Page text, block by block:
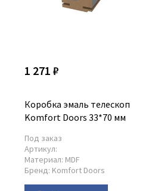
1 271 ₽
Коробка эмаль телескоп
Komfort Doors 33*70 мм
Под заказ
Артикул:
Материал: MDF
Бренд: Komfort Doors